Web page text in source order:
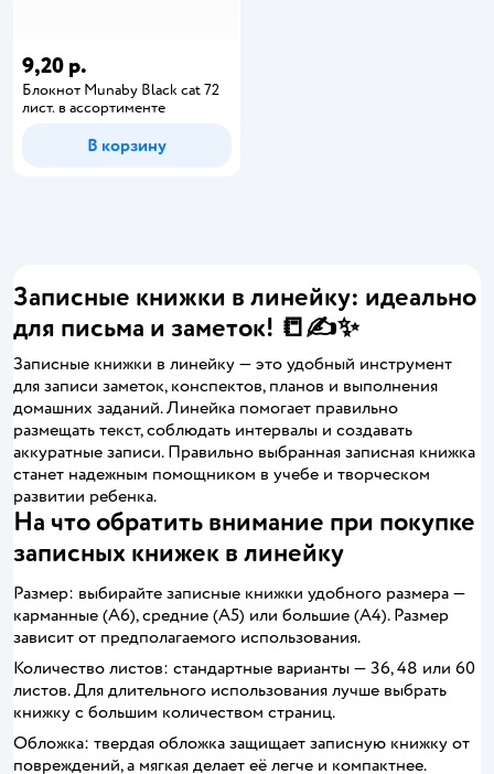
9,20 р.
Блокнот Munaby Black cat 72
лист. в ассортименте
В корзину
Записные книжки в линейку: идеально
для письма и заметок! 📒✍️✨
Записные книжки в линейку — это удобный инструмент
для записи заметок, конспектов, планов и выполнения
домашних заданий. Линейка помогает правильно
размещать текст, соблюдать интервалы и создавать
аккуратные записи. Правильно выбранная записная книжка
станет надежным помощником в учебе и творческом
развитии ребенка.
На что обратить внимание при покупке
записных книжек в линейку
Размер: выбирайте записные книжки удобного размера —
карманные (А6), средние (А5) или большие (А4). Размер
зависит от предполагаемого использования.
Количество листов: стандартные варианты — 36, 48 или 60
листов. Для длительного использования лучше выбрать
книжку с большим количеством страниц.
Обложка: твердая обложка защищает записную книжку от
повреждений, а мягкая делает её легче и компактнее.